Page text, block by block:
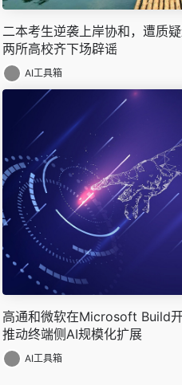
二本考生逆袭上岸协和，遭质疑
两所高校齐下场辟谣
AI工具箱
高通和微软在Microsoft Build
推动终端侧AI规模化扩展
AI工具箱